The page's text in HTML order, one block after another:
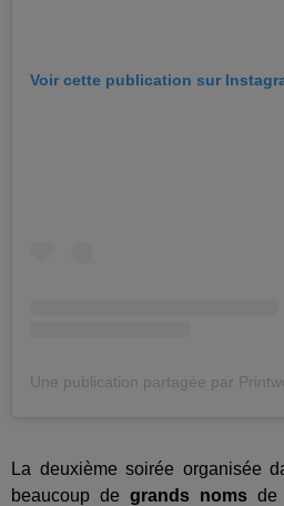
Voir cette publication sur
La deuxième soirée organisée
beaucoup degrands noms de